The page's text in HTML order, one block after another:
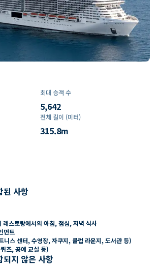
최대 승객 수
5,642
전체 길이 (미터)
315.8m
된 사항
레스토랑에서의 아침, 점심, 저녁 식사
먼트
니스 센터, 수영장, 자쿠지, 클럽 라운지, 도서관 등)
즈, 공예 교실 등)
되지 않은 사항